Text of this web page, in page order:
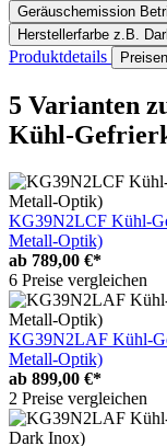
Geräuschemission
Herstellerfarbe z.B.
Produktdetails
5 Varianten
Kühl-
KG39N2LCF Kühl-
Metall-Optik)
ab 789,00 €*
6 Preise vergleichen
KG39N2LAF Kühl-
Metall-Optik)
ab 899,00 €*
2 Preise vergleichen